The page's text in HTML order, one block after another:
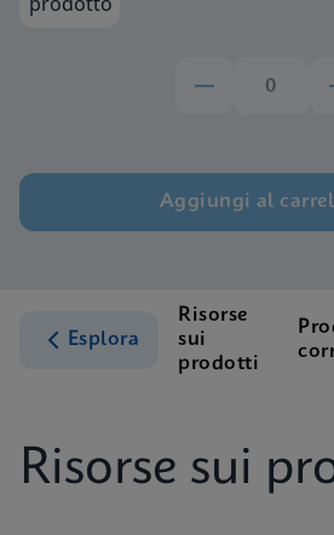
Aggiungi al
Esplora
Risorse
sui
prodotti
Risorse sui